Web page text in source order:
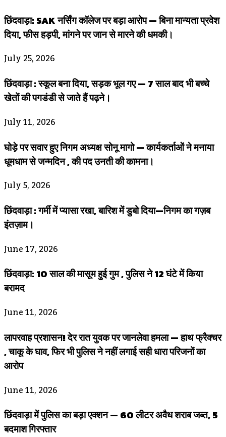
छिंदवाड़ा: SAK नर्सिंग कॉलेज पर बड़ा आरोप — बिना मान्यता प्रवेश
दिया, फीस हड़पी, मांगने पर जान से मारने की धमकी।
July 25, 2026
छिंदवाड़ा : स्कूल बना दिया, सड़क भूल गए — 7 साल बाद भी बच्चे
खेतों की पगडंडी से जाते हैं पढ़ने।
July 11, 2026
घोड़े पर सवार हुए निगम अध्यक्ष सोनू मागो — कार्यकर्ताओं ने मनाया
धूमधाम से जन्मदिन , की पद उनती की कामना।
July 5, 2026
छिंदवाड़ा : गर्मी में प्यासा रखा, बारिश में डुबो दिया—निगम का गज़ब
इंतज़ाम।
June 17, 2026
छिंदवाड़ा: 10 साल की मासूम हुई गुम , पुलिस ने 12 घंटे में किया
बरामद
June 11, 2026
लापरवाह प्रशासन! देर रात युवक पर जानलेवा हमला — हाथ फ्रैक्चर
, चाकू के घाव, फिर भी पुलिस ने नहीं लगाई सही धारा परिजनों का
आरोप
June 11, 2026
छिंदवाड़ा में पुलिस का बड़ा एक्शन — 60 लीटर अवैध शराब जब्त, 5
बदमाश गिरफ्तार